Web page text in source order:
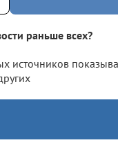
раньше всех?
источников